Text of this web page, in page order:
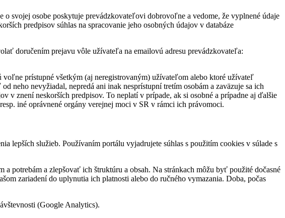
svojej osobe poskytuje prevádzkovateľovi dobrovoľne a vedome, že vyplnené údaje
predpisov súhlas na spracovanie jeho osobných údajov v databáze
doručením prejavu vôle užívateľa na emailovú adresu prevádzkovateľa:
prístupné všetkým (aj neregistrovaným) užívateľom alebo ktoré užívateľ
neho nevyžiadal, nepredá ani inak nesprístupní tretím osobám a zaväzuje sa ich
znení neskorších predpisov. To neplatí v prípade, ak si osobné a prípadne aj ďalšie
iné oprávnené orgány verejnej moci v SR v rámci ich právomoci.
lepších služieb. Používaním portálu vyjadrujete súhlas s použitím cookies v súlade s
potrebám a zlepšovať ich štruktúru a obsah. Na stránkach môžu byť použité dočasné
zariadení do uplynutia ich platnosti alebo do ručného vymazania. Doba, počas
(Google Analytics).